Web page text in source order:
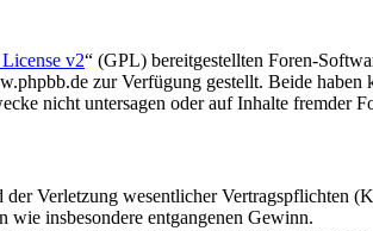
v2“ (GPL) bereitgestellten Foren-
zur Verfügung gestellt. Beide
nicht untersagen oder auf Inhalte fremder
Verletzung wesentlicher Vertragspflichten
wie insbesondere entgangenen Gewinn.